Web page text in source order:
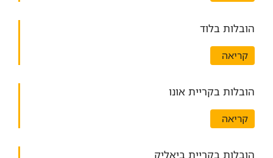
הובלות בלוד
קריאה
הובלות בקריית אונו
קריאה
הובלות בקריית ביאליק